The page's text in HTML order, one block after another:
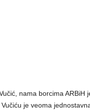
nama borcima
je veoma